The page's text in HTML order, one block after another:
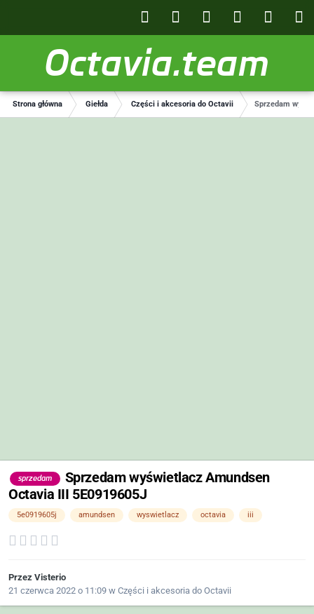
Octavia.team
Strona główna Giełda Części i akcesoria do Octavii Sprzedam
sprzedam
Sprzedam wyświetlacz Amundsen
Octavia III 5E0919605J
5e0919605j amundsen wyswietlacz octavia iii
Przez Visterio
21 czerwca 2022 o 11:09 w Części i akcesoria do Octavii